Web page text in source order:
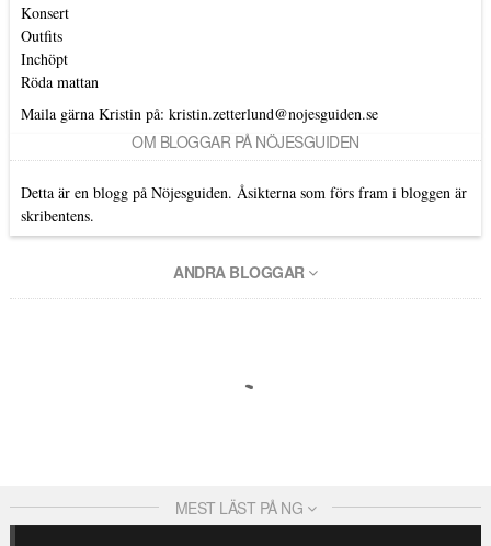
Konsert
Outfits
Inchöpt
Röda mattan
Maila gärna Kristin på: kristin.zetterlund@nojesguiden.se
OM BLOGGAR PÅ NÖJESGUIDEN
Detta är en blogg på Nöjesguiden. Åsikterna som förs fram i bloggen är
skribentens.
ANDRA BLOGGAR
MEST LÄST PÅ NG